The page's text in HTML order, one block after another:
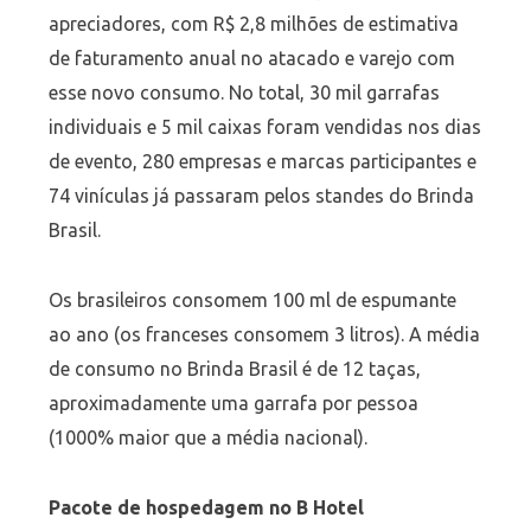
apreciadores, com R$ 2,8 milhões de estimativa
de faturamento anual no atacado e varejo com
esse novo consumo. No total, 30 mil garrafas
individuais e 5 mil caixas foram vendidas nos dias
de evento, 280 empresas e marcas participantes e
74 vinículas já passaram pelos standes do Brinda
Brasil.
Os brasileiros consomem 100 ml de espumante
ao ano (os franceses consomem 3 litros). A média
de consumo no Brinda Brasil é de 12 taças,
aproximadamente uma garrafa por pessoa
(1000% maior que a média nacional).
Pacote de hospedagem no B Hotel